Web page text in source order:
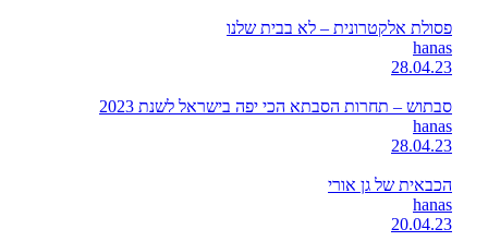
פסולת אלקטרונית – לא בבית שלנו
hanas
28.04.23
סבתוש – תחרות הסבתא הכי יפה בישראל לשנת 2023
hanas
28.04.23
הכבאית של גן אורי
hanas
20.04.23